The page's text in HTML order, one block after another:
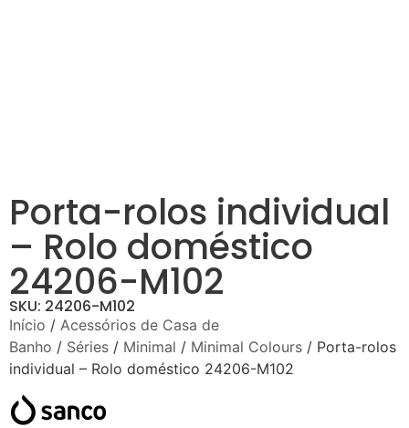
Porta-rolos individual
– Rolo doméstico
24206-M102
SKU: 24206-M102
Início / Acessórios de Casa de
Banho / Séries / Minimal / Minimal Colours / Porta-rolos
individual – Rolo doméstico 24206-M102